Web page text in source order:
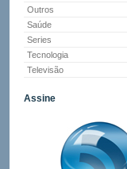
Outros
Saúde
Series
Tecnologia
Televisão
Assine